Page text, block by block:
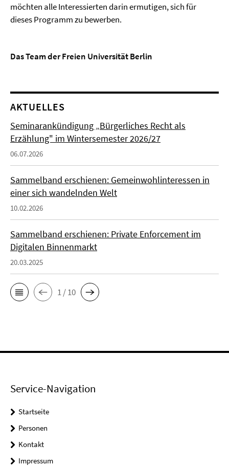
möchten alle Interessierten darin ermutigen, sich für
dieses Programm zu bewerben.
Das Team der Freien Universität Berlin
AKTUELLES
Seminarankündigung „Bürgerliches Recht als
Erzählung" im Wintersemester 2026/27
06.07.2026
Sammelband erschienen: Gemeinwohlinteressen in
einer sich wandelnden Welt
10.02.2026
Sammelband erschienen: Private Enforcement im
Digitalen Binnenmarkt
20.03.2025
1 / 10
Service-Navigation
Startseite
Personen
Kontakt
Impressum